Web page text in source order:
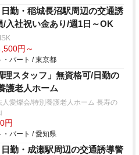
日勤・稲城長沼駅周辺の交通誘
/入社祝い金あり/週1日～OK
円～
・パート / 東京都
理スタッフ」無資格可/日勤の
護老人ホーム
人愛燦会/特別養護老人ホーム 長寿の
円
・パート / 愛知県
日勤・成瀬駅周辺の交通誘導警